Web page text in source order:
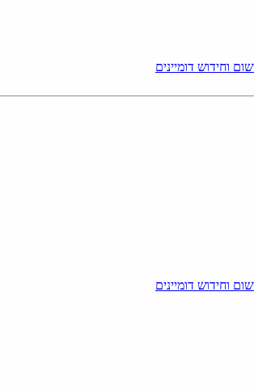
וחידוש דומיינים
וחידוש דומיינים